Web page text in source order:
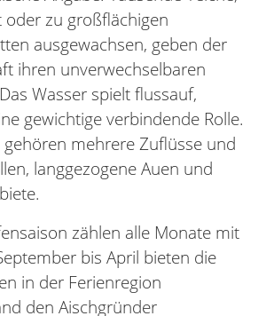
oder zu großflächigen
ausgewachsen, geben der
ihren unverwechselbaren
Wasser spielt flussauf,
gewichtige verbindende Rolle.
gehören mehrere Zuflüsse und
langgezogene Auen und
zählen alle Monate mit
bis April bieten die
in der Ferienregion
den Aischgründer